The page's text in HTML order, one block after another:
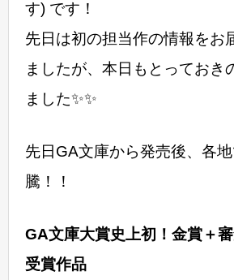
す) です！
先日は初の担当作の情報をお
ましたが、本日もとっておき
ました✨✨
先日GA文庫から発売後、各
騰！！
GA文庫大賞史上初！金賞＋
受賞作品